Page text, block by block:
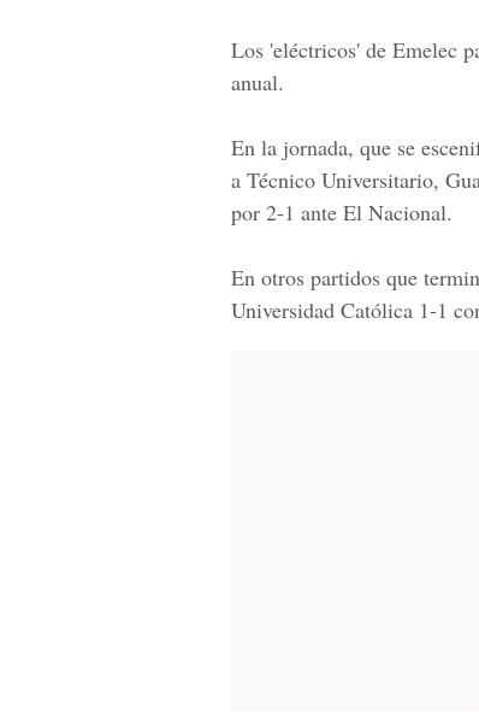
Los 'eléctricos' de Emelec
anual.
En la jornada, que se
a Técnico Universitario,
por 2-1 ante El Nacional.
En otros partidos que
Universidad Católica 1-1